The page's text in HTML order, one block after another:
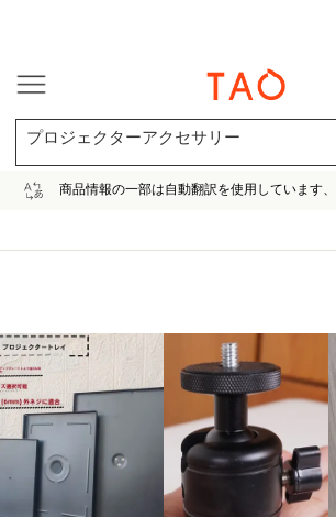
プロジェクターアクセサリー
商品情報の一部は自動翻訳を使用しています